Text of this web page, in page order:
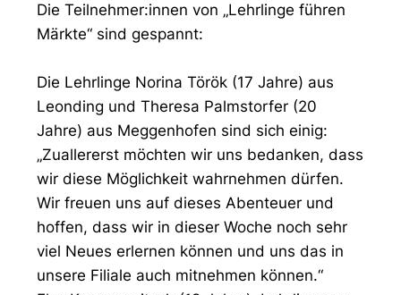
Die Teilnehmer:innen von „Lehrlinge führen
Märkte“ sind gespannt:
Die Lehrlinge Norina Török (17 Jahre) aus
Leonding und Theresa Palmstorfer (20
Jahre) aus Meggenhofen sind sich einig:
„Zuallererst möchten wir uns bedanken, dass
wir diese Möglichkeit wahrnehmen dürfen.
Wir freuen uns auf dieses Abenteuer und
hoffen, dass wir in dieser Woche noch sehr
viel Neues erlernen können und uns das in
unsere Filiale auch mitnehmen können.“